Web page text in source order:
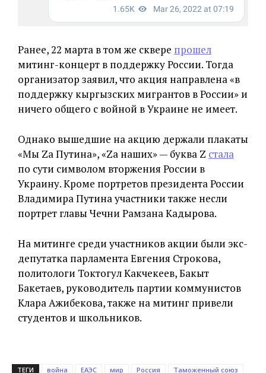
Ранее, 22 марта в том же сквере прошел
митинг-концерт в поддержку России. Тогда
организатор заявил, что акция направлена «в
поддержку кыргызских мигрантов в России» и
ничего общего с войной в Украине не имеет.
Однако вышедшие на акцию держали плакаты
«Мы Zа Путина», «Zа наших» — буква Z стала
по сути символом вторжения России в
Украину. Кроме портретов президента России
Владимира Путина участники также несли
портрет главы Чечни Рамзана Кадырова.
На митинге среди участников акции были экс-
депутатка парламента Евгения Строкова,
политологи Токтогул Какчекеев, Бакыт
Бакетаев, руководитель партии коммунистов
Клара Ажибекова, также на митинг привели
студентов и школьников.
ТЕГИ война ЕАЭС мир Россия
Таможенный союз